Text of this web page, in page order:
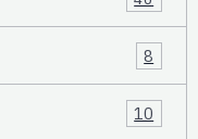
8
10